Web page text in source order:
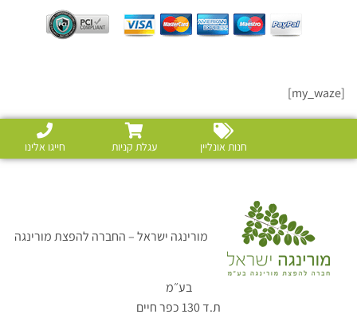
[my_waze]
חנות אונליין עגלת קניות חייגו אלינו
מורינגה ישראל – החברה להפצת מורינגה
בע״מ
ת.ד 130 כפר חיים